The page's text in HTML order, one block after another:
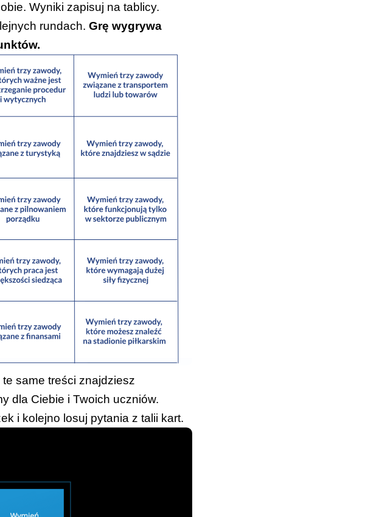
Wyniki zapisuj na tablicy.
rundach. Grę wygrywa
same treści znajdziesz
dla Ciebie i Twoich uczniów.
i kolejno losuj pytania z talii kart.